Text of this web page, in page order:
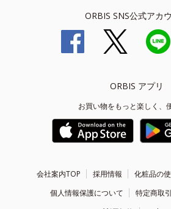
ORBIS SNS公式アカ
ORBIS アプリ
お買い物をもっと楽しく、
会社案内TOP 採用情報
化粧品の
個人情報保護について
特定商取